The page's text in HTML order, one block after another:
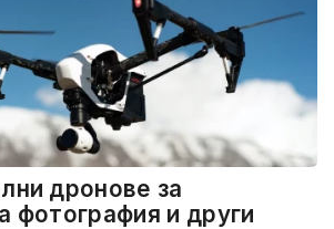
дронове за
фотография и други